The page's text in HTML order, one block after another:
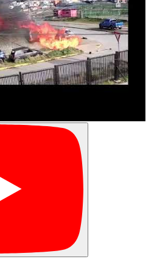
(Escuela Hernando de
Lemaitre)
Bautista Contardi)
Hurtado)
Argentina)
de Gamboa)
Williams)
España)